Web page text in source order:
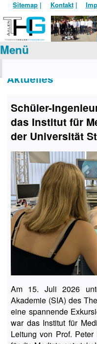
Sitemap | Kontakt|
Menü
Aktuelles
Schüler-
das Institut für
der Universität
Am 15. Juli 2026
Akademie (SIA) des
eine spannende
war das Institut für
Leitung von Prof.